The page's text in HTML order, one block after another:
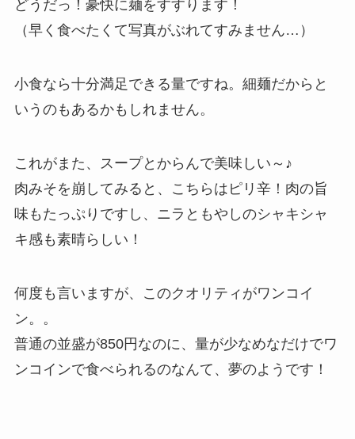
どうだっ！豪快に麺をすすります！
（早く食べたくて写真がぶれてすみません…）
小食なら十分満足できる量ですね。細麺だからと
いうのもあるかもしれません。
これがまた、スープとからんで美味しい～♪
肉みそを崩してみると、こちらはピリ辛！肉の旨
味もたっぷりですし、ニラともやしのシャキシャ
キ感も素晴らしい！
何度も言いますが、このクオリティがワンコイ
ン。。
普通の並盛が850円なのに、量が少なめなだけでワ
ンコインで食べられるのなんて、夢のようです！